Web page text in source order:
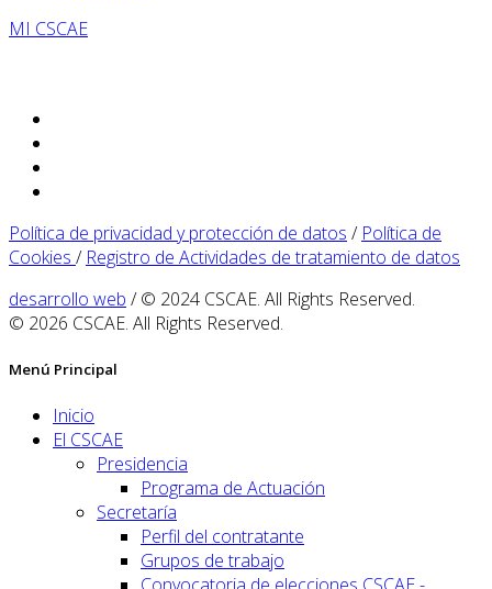
MI CSCAE
Política de privacidad y protección de datos / Política de
Cookies / Registro de Actividades de tratamiento de datos
desarrollo web / © 2024 CSCAE. All Rights Reserved.
© 2026 CSCAE. All Rights Reserved.
Menú Principal
Inicio
El CSCAE
Presidencia
Programa de Actuación
Secretaría
Perfil del contratante
Grupos de trabajo